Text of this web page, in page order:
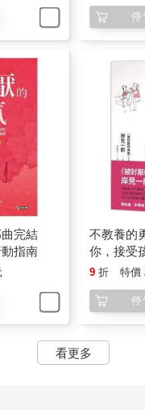
般父母養育孩子的方式，
然的—必須和手足競爭、
都會力求獲得父母的稱
後，也將手足競爭這一套
，仍持續那樣的方式。
由於害怕在競爭中失敗、
覺得必須贏過他人才行。
的競爭，總是有辦法贏得
不美滿。對這些人來說，
些能與喜歡的對象順利交
，也會讓他們對戀愛與結
或和誰結婚，原本都應該
關係中的人，因為認定自
有勝算，就不願踏入愛
疑的理由，不論要多少都
母不幸的婚姻使他對結婚
停
完結
指南
不教養的
你，接受
子，協助
9 折 特價
停
看更多